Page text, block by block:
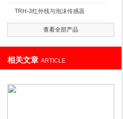
TRH-3红外线与泡沫传感器
查看全部产品
相关文章 ARTICLE